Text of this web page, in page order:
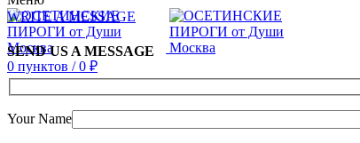
0 пунктов / 0 ₽
WRITE A MESSAGE
SEND US A MESSAGE
Your Name